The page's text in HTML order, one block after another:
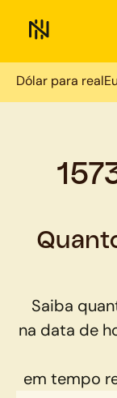
Dólar para real
Saiba
na data de
em tempo